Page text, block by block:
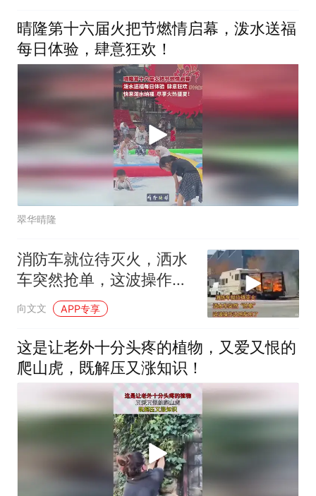
晴隆第十六届火把节燃情启幕，泼水送福
每日体验，肆意狂欢！
翠华晴隆
消防车就位待灭火，洒水
车突然抢单，这波操作让
网友乐
向文文 APP专享
这是让老外十分头疼的植物，又爱又恨的
爬山虎，既解压又涨知识！